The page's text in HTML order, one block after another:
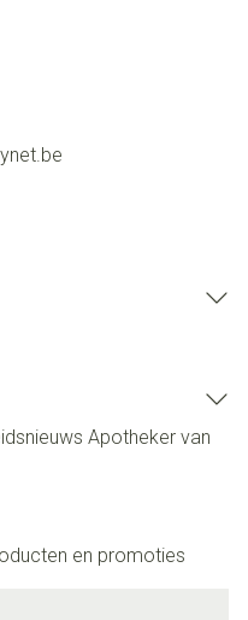
Apotheker van
en promoties